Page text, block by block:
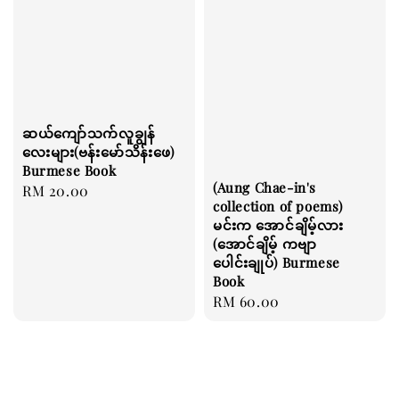
ဆယ်ကျော်သက်လူချွန်
လေးများ(ဗန်းမော်သိန်းဖေ)
Burmese Book
Regular
RM 20.00
(Aung Chae-in's
collection of poems)
မင်းက အောင်ချိမ့်လား
(အောင်ချိမ့် ကဗျာ
ပေါင်းချုပ်) Burmese
Book
Regular
RM 60.00